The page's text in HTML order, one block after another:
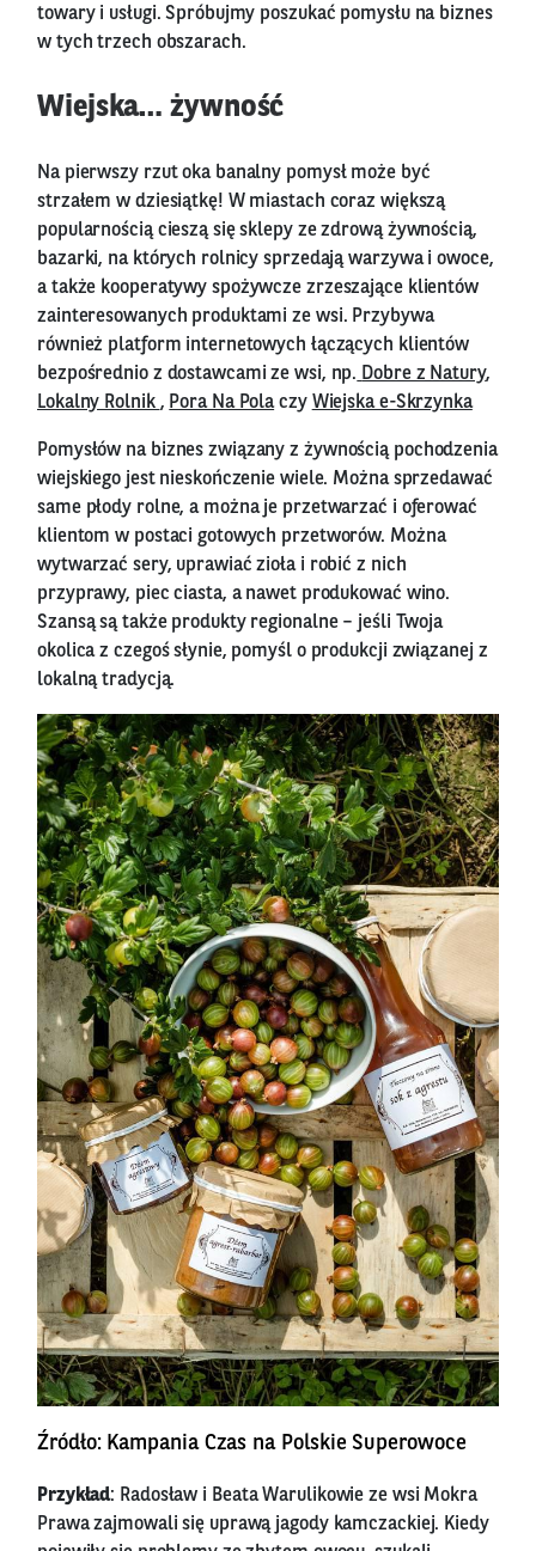
towary i usługi. Spróbujmy poszukać pomysłu na biznes
w tych trzech obszarach.
Wiejska… żywność
Na pierwszy rzut oka banalny pomysł może być
strzałem w dziesiątkę! W miastach coraz większą
popularnością cieszą się sklepy ze zdrową żywnością,
bazarki, na których rolnicy sprzedają warzywa i owoce,
a także kooperatywy spożywcze zrzeszające klientów
zainteresowanych produktami ze wsi. Przybywa
również platform internetowych łączących klientów
bezpośrednio z dostawcami ze wsi, np. Dobre z Natury,
Lokalny Rolnik , Pora Na Polaczy Wiejska e-Skrzynka
Pomysłów na biznes związany z żywnością pochodzenia
wiejskiego jest nieskończenie wiele. Można sprzedawać
same płody rolne, a można je przetwarzać i oferować
klientom w postaci gotowych przetworów. Można
wytwarzać sery, uprawiać zioła i robić z nich
przyprawy, piec ciasta, a nawet produkować wino.
Szansą są także produkty regionalne – jeśli Twoja
okolica z czegoś słynie, pomyśl o produkcji związanej z
lokalną tradycją.
Źródło: Kampania Czas na Polskie Superowoce
Przykład: Radosław i Beata Warulikowie ze wsi Mokra
Prawa zajmowali się uprawą jagody kamczackiej. Kiedy